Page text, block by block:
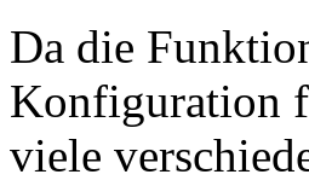
Da die
Konfiguration
viele